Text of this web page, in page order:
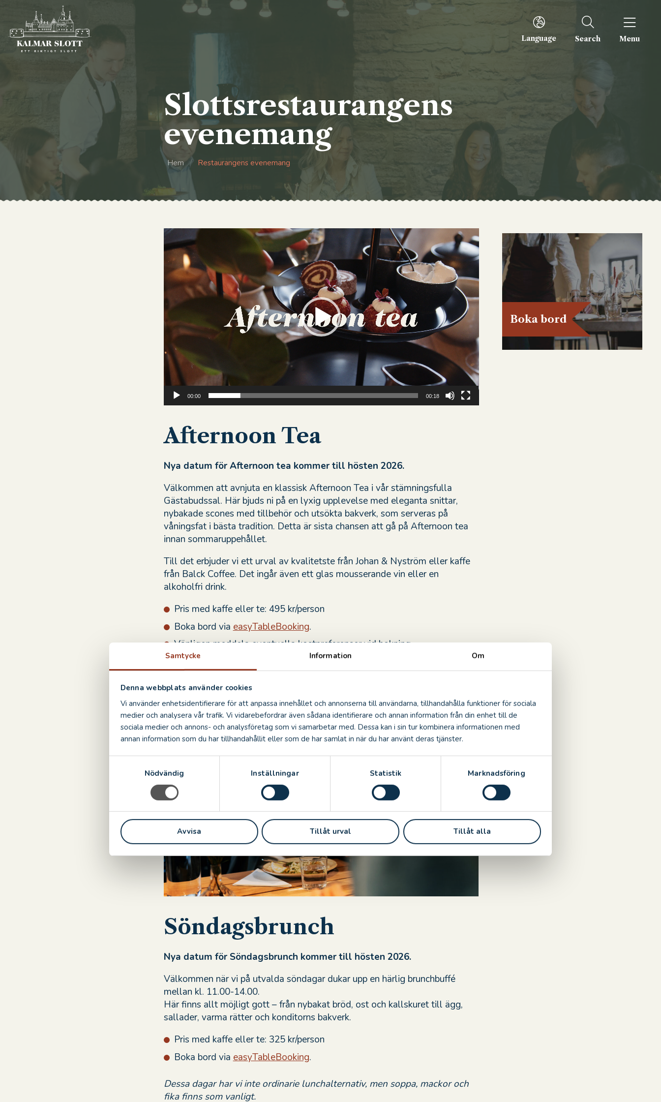
Samtycke Information Om
Denna webbplats använder cookies
Vi använder enhetsidentifierare för att anpassa innehållet och annonserna till användarna, tillhandahålla funktioner för sociala
medier och analysera vår trafik. Vi vidarebefordrar även sådana identifierare och annan information från din enhet till de
sociala medier och annons- och analysföretag som vi samarbetar med. Dessa kan i sin tur kombinera informationen med
annan information som du har tillhandahållit eller som de har samlat in när du har använt deras tjänster.
s
Nödvändig Inställningar Statistik Marknadsföring
Avvisa Tillåt urval Tillåt alla
Language Search Menu
Slottsrestaurangens
evenemang
Hem / Restaurangens evenemang
Video
Player
00:00 00:18
Afternoon Tea
Nya datum för Afternoon tea kommer till hösten 2026.
Välkommen att avnjuta en klassisk Afternoon Tea i vår stämningsfulla
Gästabudssal. Här bjuds ni på en lyxig upplevelse med eleganta snittar,
nybakade scones med tillbehör och utsökta bakverk, som serveras på
våningsfat i bästa tradition. Detta är sista chansen att gå på Afternoon tea
innan sommaruppehållet.
Till det erbjuder vi ett urval av kvalitetste från Johan & Nyström eller kaffe
från Balck Coffee. Det ingår även ett glas mousserande vin eller en
alkoholfri drink.
Pris med kaffe eller te: 495 kr/person
Boka bord via easyTableBooking.
Vänligen meddela eventuella kostpreferenser vid bokning.
Lunch, mackor och fika finns som vanligt.
Söndagsbrunch
Nya datum för Söndagsbrunch kommer till hösten 2026.
Välkommen när vi på utvalda söndagar dukar upp en härlig brunchbuffé
mellan kl. 11.00-14.00.
Här finns allt möjligt gott – från nybakat bröd, ost och kallskuret till ägg,
sallader, varma rätter och konditorns bakverk.
Pris med kaffe eller te: 325 kr/person
Boka bord via easyTableBooking.
Dessa dagar har vi inte ordinarie lunchalternativ, men soppa, mackor och
fika finns som vanligt.
Boka bord